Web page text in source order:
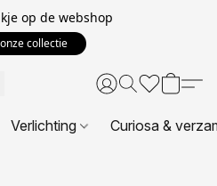
op de webshop
collectie
Verlichting Curiosa &